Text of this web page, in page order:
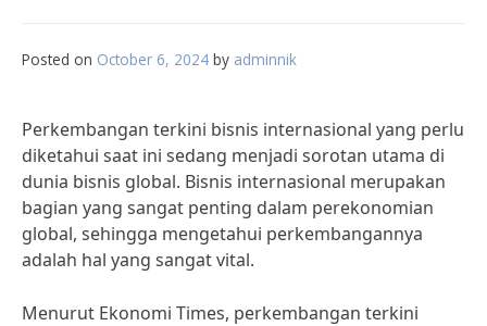
Posted on October 6, 2024 by adminnik
Perkembangan terkini bisnis internasional yang perlu
diketahui saat ini sedang menjadi sorotan utama di
dunia bisnis global. Bisnis internasional merupakan
bagian yang sangat penting dalam perekonomian
global, sehingga mengetahui perkembangannya
adalah hal yang sangat vital.
Menurut Ekonomi Times, perkembangan terkini